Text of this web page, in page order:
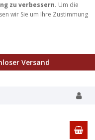
zu verbessern. Um die
wir Sie um Ihre Zustimmung
Versand